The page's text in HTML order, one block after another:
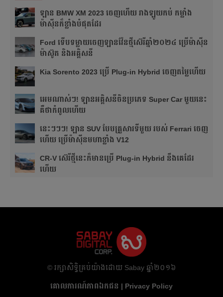
ឡាន BMW XM 2023 ចេញហើយ រាងឡូយកប់ កម្លាំង
ម៉ាស៊ីនក៏ខ្លាំងបំផុតដែរ
Ford ទើបទម្លាយចេញឡានវ៉ែនថ្មីស៊េរីឆ្នាំ២០២៤ ប្រើម៉ាស៊ីន
ម៉ាស៊ូត និងអគ្គិសនី
Kia Sorento 2023 ប្រើ Plug-in Hybrid ចេញតម្លៃហើយ
អេមណាស់ៗ! ឡានអគ្គិសនីចិនប្រភេទ Super Car មួយនេះ
គឺថាកំពូលហើយ
នេះៗៗៗ! ឡាន SUV បែបគ្រួសារទីមួយ របស់ Ferrari ចេញ
ហើយ ប្រើម៉ាស៊ីនមហាខ្លាំង V12
CR-V ស៊េរីថ្មីនេះក៏មានប្រើ Plug-in Hybrid នឹងគេដែរ
ហើយ
​© រក្សា​សិទ្ធិ​គ្រប់​យ៉ាង​ដោយ​ Sabay ឆ្នាំ​២០១៦
គោលការណ៍​ភាព​ឯកជន | Privacy Policy